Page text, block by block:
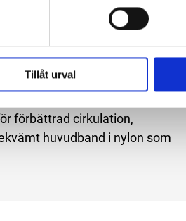
Tillåt urval
sikt
har en modern
förbättrad cirkulation,
huvudband i nylon som